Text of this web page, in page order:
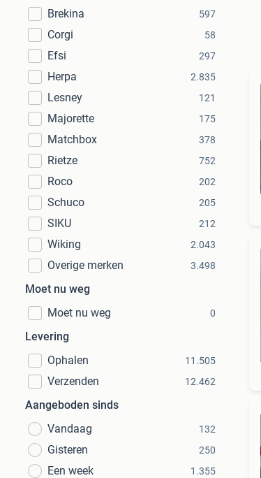
Brekina 597
Corgi 58
Efsi 297
Herpa 2.835
Lesney 121
Majorette 175
Matchbox 378
Rietze 752
Roco 202
Schuco 205
SIKU 212
Wiking 2.043
Overige merken 3.498
Moet nu weg
Moet nu weg
0
Levering
Ophalen
11.505
Verzenden 12.462
Aangeboden sinds
Vandaag
132
Gisteren 250
Een week 1.355